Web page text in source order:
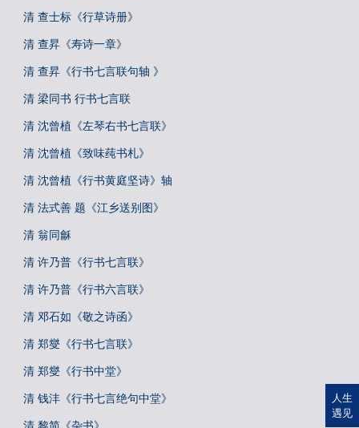
清 查士标《行草诗册》
清 查昇《寿诗一章》
清 查昇《行书七言联句轴 》
清 梁同书 行书七言联
清 沈曾植《左琴右书七言联》
清 沈曾植《致味莼书札》
清 沈曾植《行书黄庭坚诗》轴
清 法式善 题《江乡送别图》
清 翁同龢
清 许乃普《行书七言联》
清 许乃普《行书六言联》
清 邓石如《敬之诗函》
清 郑燮《行书七言联》
清 郑燮《行书中堂》
清 钱沣《行书七言绝句中堂》
人生
遇见